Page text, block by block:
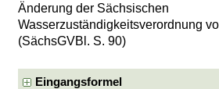
Änderung der Sächsischen
Wasserzuständigkeitsverordnung
(SächsGVBl. S. 90)
Eingangsformel